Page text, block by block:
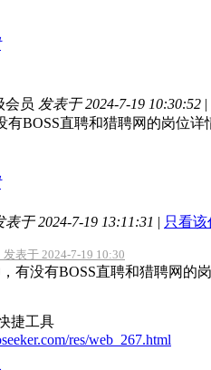
会员 发表于 2024-7-19 10:30:52 |
有BOSS直聘和猎聘网的岗位详
表于 2024-7-19 13:11:31 | 只看该
发表于 2024-7-19 10:30
有没有BOSS直聘和猎聘网的
捷工具
res/web_267.html